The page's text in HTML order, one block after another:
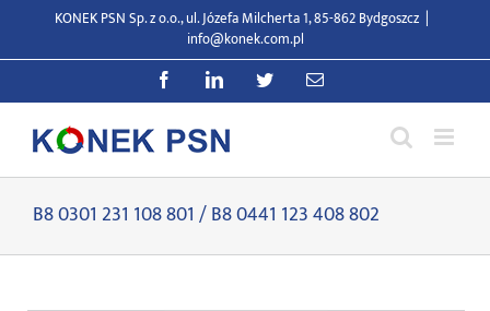
zawartości
KONEK PSN Sp. z o.o., ul. Józefa Milcherta 1, 85-862 Bydgoszcz |
info@konek.com.pl
FacebookLinkedInTwitterE-
B8 0301 231 108 801 / B8 0441 123 408 802